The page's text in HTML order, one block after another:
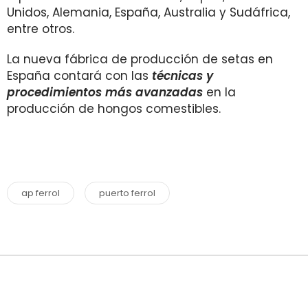
Unidos, Alemania, España, Australia y Sudáfrica,
entre otros.
La nueva fábrica de producción de setas en
España contará con las técnicas y
procedimientos más avanzadas en la
producción de hongos comestibles.
ap ferrol puerto ferrol